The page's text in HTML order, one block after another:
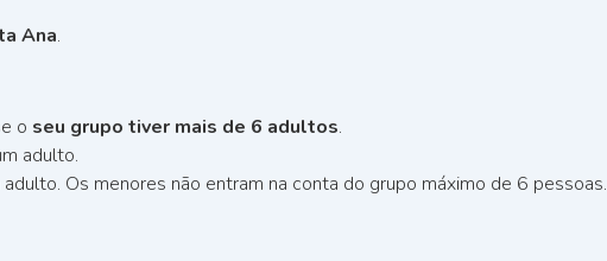
Ana.
o seu grupo tiver mais de 6 adultos.
adulto.
Os menores não entram na conta do grupo máximo de 6 pessoas.